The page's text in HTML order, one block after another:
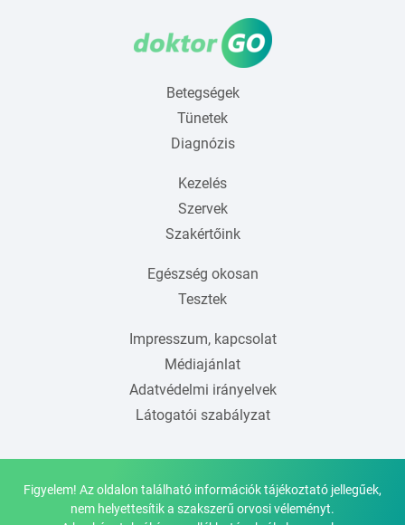
Betegségek
Tünetek
Diagnózis
Kezelés
Szervek
Szakértőink
Egészség okosan
Tesztek
Impresszum, kapcsolat
Médiajánlat
Adatvédelmi irányelvek
Látogatói szabályzat
Figyelem! Az oldalon található információk tájékoztató jellegűek,
nem helyettesítik a szakszerű orvosi véleményt.